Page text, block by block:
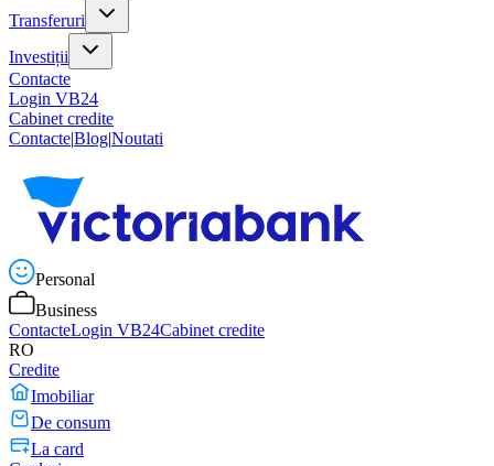
Transferuri
Investiții
Contacte
Login VB24
Cabinet credite
Contacte|Blog|Noutati
Personal
Business
ContacteLogin VB24Cabinet credite
RO
Credite
Imobiliar
De consum
La card